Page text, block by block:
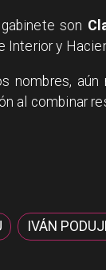
son
Interior y
nombres,
al combinar
IVÁN